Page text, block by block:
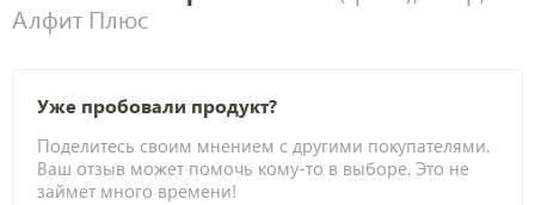
Алфит Плюс
Уже пробовали продукт?
Поделитесь своим мнением с другими покупателями.
Ваш отзыв может помочь кому-то в выборе. Это не
займет много времени!